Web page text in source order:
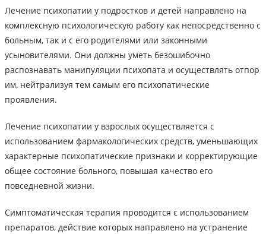
Лечение психопатии у подростков и детей направлено на
комплексную психологическую работу как непосредственно с
больным, так и с его родителями или законными
усыновителями. Они должны уметь безошибочно
распознавать манипуляции психопата и осуществлять отпор
им, нейтрализуя тем самым его психопатические
проявления.
Лечение психопатии у взрослых осуществляется с
использованием фармакологических средств, уменьшающих
характерные психопатические признаки и корректирующие
общее состояние больного, повышая качество его
повседневной жизни.
Симптоматическая терапия проводится с использованием
препаратов, действие которых направлено на устранение